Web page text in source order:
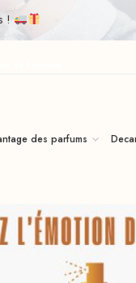
!
des parfums